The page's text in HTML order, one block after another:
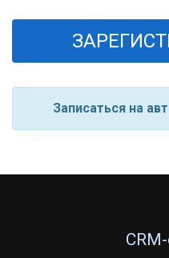
Записаться на